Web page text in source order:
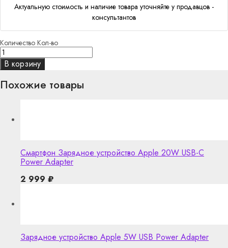
Актуальную стоимость и наличие товара уточняйте у продавцов -
консультантов
Количество Кол-во
В корзину
Похожие товары
Смартфон Зарядное устройство Apple 20W USB-C
Power Adapter
2 999 ₽
Зарядное устройство Apple 5W USB Power Adapter